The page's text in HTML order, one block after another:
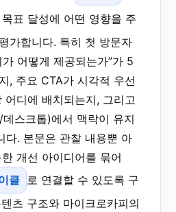
표 달성에 어떤 영향을 주
가합니다. 특히 첫 방문자
어떻게 제공되는가”가 5
, 주요 CTA가 시각적 우선
어디에 배치되는지, 그리고
스크톱)에서 맥락이 유지
다. 본문은 관찰 내용뿐 아
개선 아이디어를 묶어
클 로 연결할 수 있도록 구
츠 구조와 마이크로카피의